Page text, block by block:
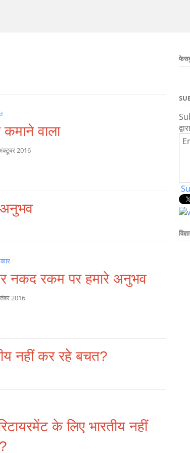
वाला
2016
नकद रकम पर हमारे अनुभव
2016
नहीं कर रहे बचत?
के लिए भारतीय नहीं